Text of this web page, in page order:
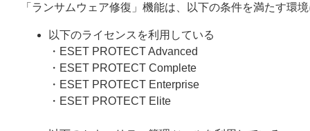
「ランサムウェア修復」機能は、以下の条件を満たす環
以下のライセンスを利用している
・ESET PROTECT Advanced
・ESET PROTECT Complete
・ESET PROTECT Enterprise
・ESET PROTECT Elite